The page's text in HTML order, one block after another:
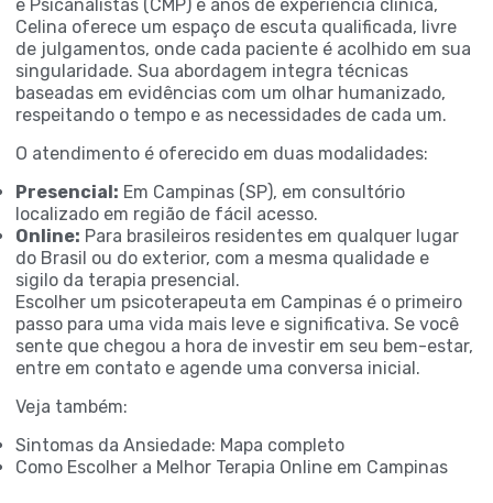
e Psicanalistas (CMP) e anos de experiência clínica,
Celina oferece um espaço de escuta qualificada, livre
de julgamentos, onde cada paciente é acolhido em sua
singularidade. Sua abordagem integra técnicas
baseadas em evidências com um olhar humanizado,
respeitando o tempo e as necessidades de cada um.
O atendimento é oferecido em duas modalidades:
Presencial: Em Campinas (SP), em consultório
localizado em região de fácil acesso.
Online: Para brasileiros residentes em qualquer lugar
do Brasil ou do exterior, com a mesma qualidade e
sigilo da terapia presencial.
Escolher um psicoterapeuta em Campinas é o primeiro
passo para uma vida mais leve e significativa. Se você
sente que chegou a hora de investir em seu bem-estar,
entre em contato e agende uma conversa inicial.
Veja também:
Sintomas da Ansiedade: Mapa completo
Como Escolher a Melhor Terapia Online em Campinas